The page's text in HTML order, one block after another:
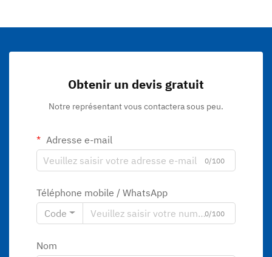
Obtenir un devis gratuit
Notre représentant vous contactera sous peu.
Adresse e-mail
0/100
Téléphone mobile / WhatsApp
Code
0/100
Nom